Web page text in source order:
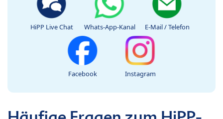
HiPP Live Chat Whats-App-Kanal E-Mail / Telefon
Facebook Instagram